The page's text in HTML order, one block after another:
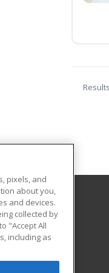
pixels, and
about you,
and devices.
collected by
"Accept All
including as